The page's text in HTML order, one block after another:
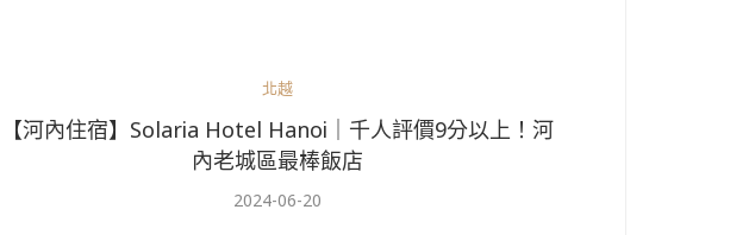
北越
【河內住宿】Solaria Hotel Hanoi｜千人評價9分以上！河
內老城區最棒飯店
2024-06-20